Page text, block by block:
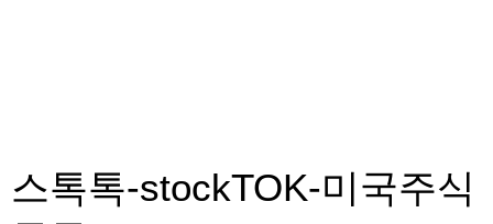
스톡톡-stockTOK-미국주식